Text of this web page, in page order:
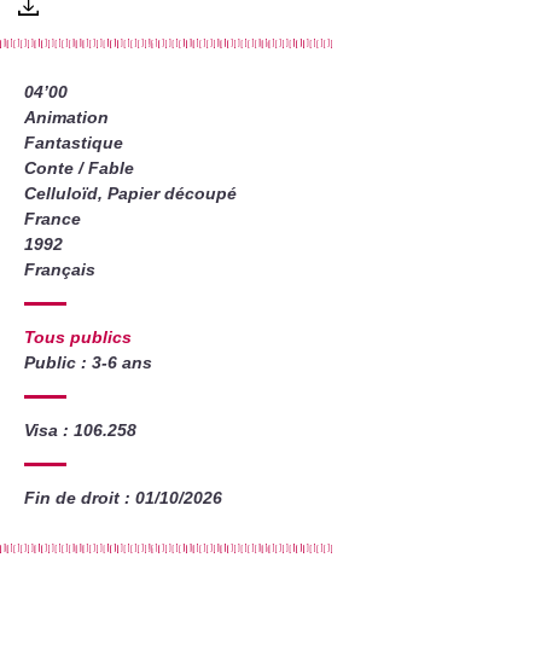
04’00
Animation
Fantastique
Conte / Fable
Celluloïd, Papier découpé
France
1992
Français
Tous publics
Public : 3-6 ans
Visa : 106.258
Fin de droit : 01/10/2026